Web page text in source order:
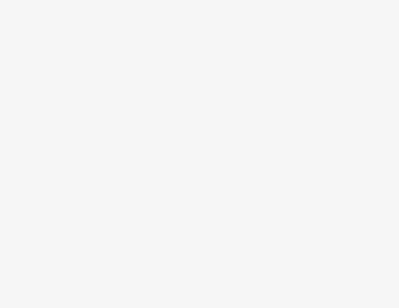
w Polsce
fachowiec.
ja moje dziecko tesz
.,,Polecam ,,,
wdzięczna
pomoże i to zawsze z
zadowoleni.